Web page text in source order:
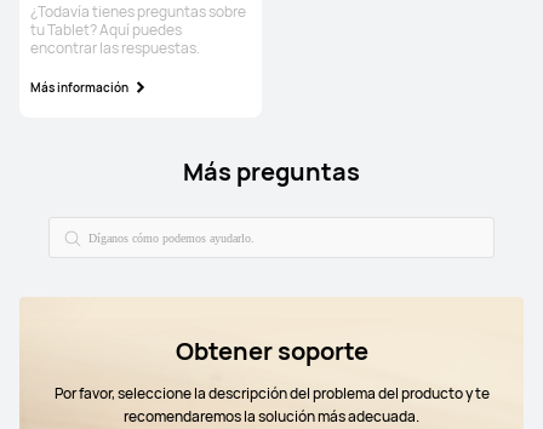
¿Todavía tienes preguntas sobre
tu Tablet? Aquí puedes
encontrar las respuestas.
Más información
Más preguntas
Obtener soporte
Por favor, seleccione la descripción del problema del producto y te
recomendaremos la solución más adecuada.